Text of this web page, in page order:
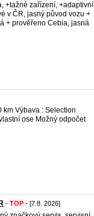
+tažné zařízení, +adaptivní
v ČR, jasný původ vozu +
+ prověřeno Cebia, jasná
km Výbava : Selection
ose Možný odpočet
- TOP - [7.8. 2026]